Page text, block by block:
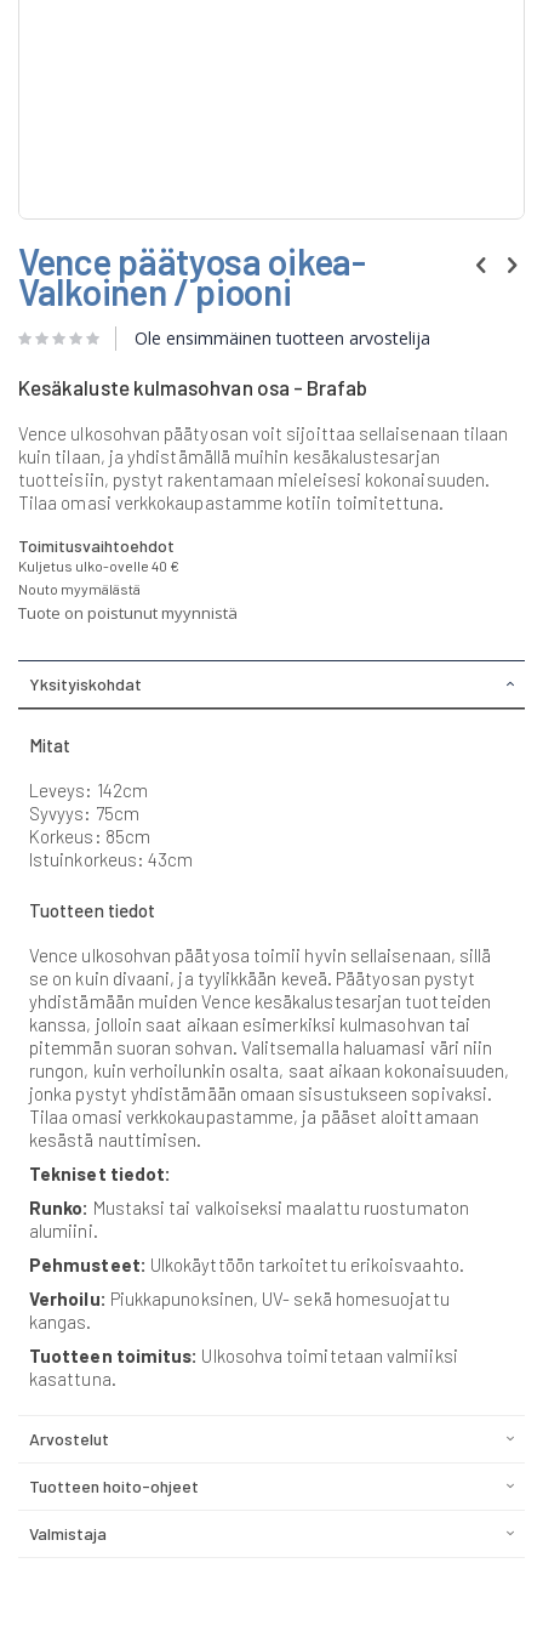
to
the
beginning
the
gallery
Vence päätyosa oikea-
Valkoinen / piooni
Ole ensimmäinen tuotteen arvostelija
Kesäkaluste kulmasohvan osa - Brafab
Vence ulkosohvan päätyosan voit sijoittaa sellaisenaan tilaan
kuin tilaan, ja yhdistämällä muihin kesäkalustesarjan
tuotteisiin, pystyt rakentamaan mieleisesi kokonaisuuden.
Tilaa omasi verkkokaupastamme kotiin toimitettuna.
Toimitusvaihtoehdot
Kuljetus ulko-ovelle 40 €
Nouto myymälästä
Tuote on poistunut myynnistä
Yksityiskohdat
Mitat
Leveys: 142cm
Syvyys: 75cm
Korkeus: 85cm
Istuinkorkeus: 43cm
Tuotteen tiedot
Vence ulkosohvan päätyosa toimii hyvin sellaisenaan, sillä
se on kuin divaani, ja tyylikkään keveä. Päätyosan pystyt
yhdistämään muiden Vence kesäkalustesarjan tuotteiden
kanssa, jolloin saat aikaan esimerkiksi kulmasohvan tai
pitemmän suoran sohvan. Valitsemalla haluamasi väri niin
rungon, kuin verhoilunkin osalta, saat aikaan kokonaisuuden,
jonka pystyt yhdistämään omaan sisustukseen sopivaksi.
Tilaa omasi verkkokaupastamme, ja pääset aloittamaan
kesästä nauttimisen.
Tekniset tiedot:
Runko: Mustaksi tai valkoiseksi maalattu ruostumaton
alumiini.
Pehmusteet: Ulkokäyttöön tarkoitettu erikoisvaahto.
Verhoilu: Piukkapunoksinen, UV- sekä homesuojattu
kangas.
Tuotteen toimitus: Ulkosohva toimitetaan valmiiksi
kasattuna.
Arvostelut
Tuotteen hoito-ohjeet
Valmistaja